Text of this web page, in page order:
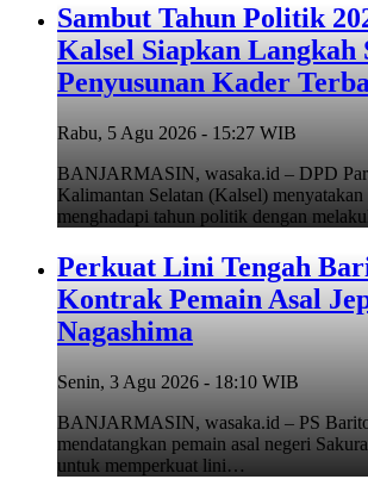
Sambut Tahun Politik
Kalsel Siapkan Langkah
Penyusunan Kader
Rabu, 5 Agu 2026 - 15:27 WIB
BANJARMASIN, wasaka.id – DPD
Kalimantan Selatan (Kalsel) menyatakan
menghadapi tahun politik dengan
Perkuat Lini Tengah
Kontrak Pemain Asal
Nagashima
Senin, 3 Agu 2026 - 18:10 WIB
BANJARMASIN, wasaka.id – PS
mendatangkan pemain asal negeri
untuk memperkuat lini…